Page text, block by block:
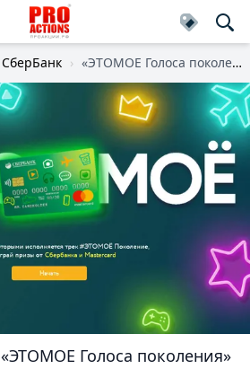
СберБанк «ЭТОМОЕ Голоса поколения»
«ЭТОМОЕ Голоса поколения»